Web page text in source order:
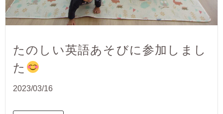
たのしい英語あそびに参加しまし
た
2023/03/16